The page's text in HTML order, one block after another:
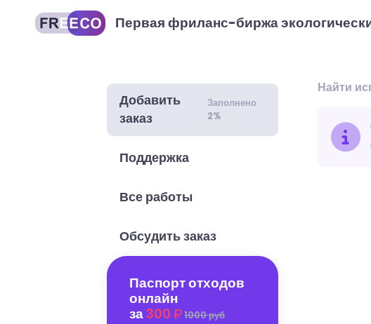
Первая фриланс-биржа
Добавить
заказ
Заполнено
2%
Поддержка
Все работы
Обсудить заказ
Паспорт отходов
онлайн
за300 1000 руб
Найти